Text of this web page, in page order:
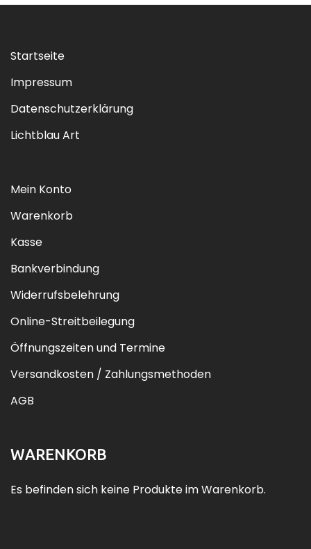
Startseite
Impressum
Datenschutzerklärung
Lichtblau Art
Mein Konto
Warenkorb
Kasse
Bankverbindung
Widerrufsbelehrung
Online-Streitbeilegung
Öffnungszeiten und Termine
Versandkosten / Zahlungsmethoden
AGB
WARENKORB
Es befinden sich keine Produkte im Warenkorb.